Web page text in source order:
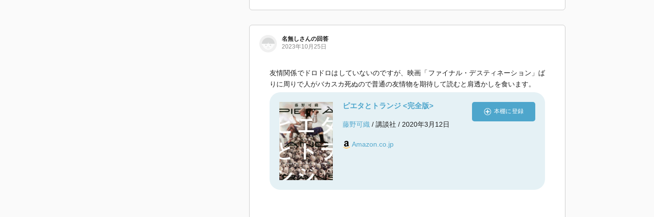
名無しさんの回答
2023年10月25日
友情関係でドロドロはしていないのですが、映画「ファイナル・デスティネーション」ば
りに周りで人がバカスカ死ぬので普通の友情物を期待して読むと肩透かしを食います。
ピエタとトランジ <完全版>
藤野可織 / 講談社 / 2020年3月12日
Amazon.co.jp
本棚に登録